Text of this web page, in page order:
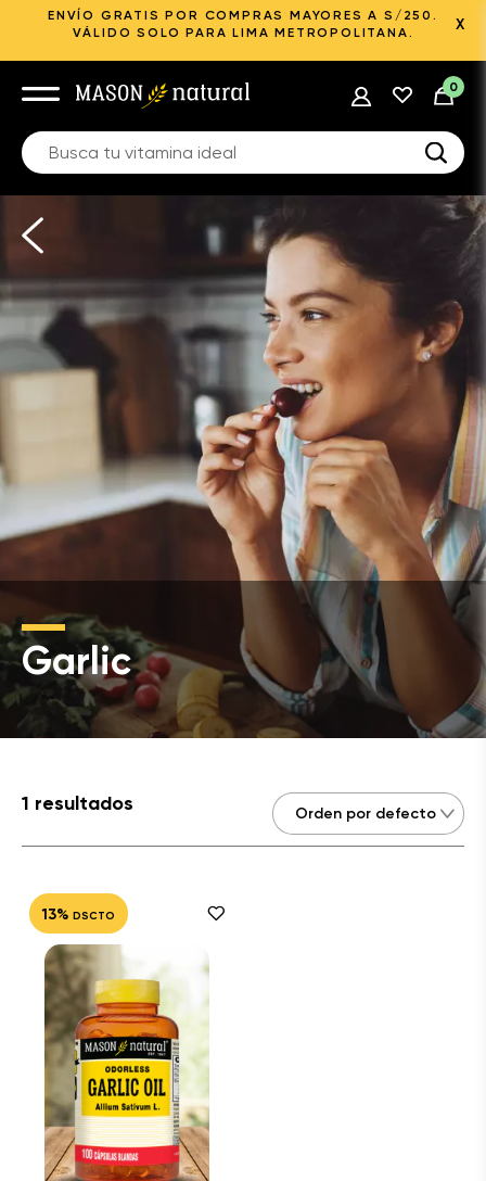
ENVÍO GRATIS POR COMPRAS MAYORES A S/250.
VÁLIDO SOLO PARA LIMA METROPOLITANA.
X
0
Garlic
1 resultados
13% DSCTO